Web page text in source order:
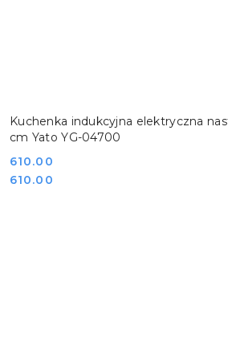
Kuchenka indukcyjna elektryczna
cm Yato YG-04700
Cena:
610.00
Cena:
610.00